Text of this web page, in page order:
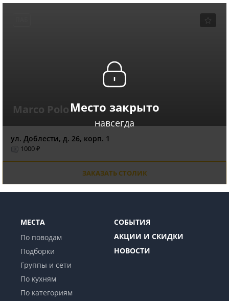
Место закрыто
навсегда
Marco Polo
ул. Доблести, д. 26, корп. 1
1000 ₽
ЗАКАЗАТЬ СТОЛИК
МЕСТА
По поводам
Подборки
Группы и сети
По кухням
По категориям
СОБЫТИЯ
АКЦИИ И СКИДКИ
НОВОСТИ